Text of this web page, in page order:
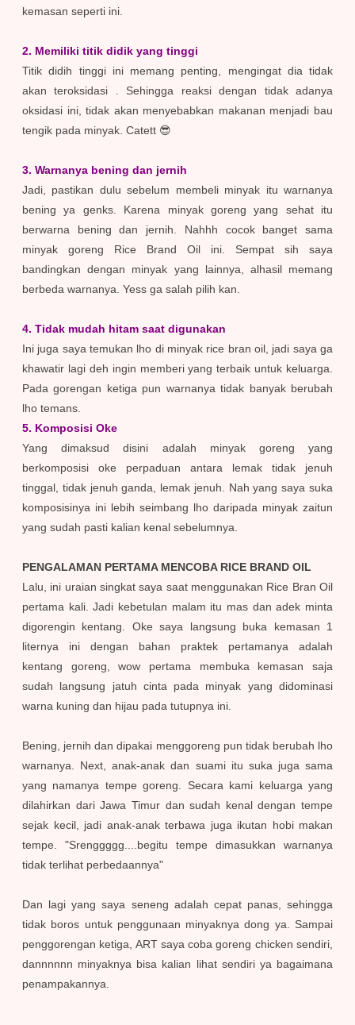
kemasan seperti ini.
2. Memiliki titik didik yang tinggi
Titik didih tinggi ini memang penting, mengingat dia tidak
akan teroksidasi . Sehingga reaksi dengan tidak adanya
oksidasi ini, tidak akan menyebabkan makanan menjadi bau
tengik pada minyak. Catett 😎
3. Warnanya bening dan jernih
Jadi, pastikan dulu sebelum membeli minyak itu warnanya
bening ya genks. Karena minyak goreng yang sehat itu
berwarna bening dan jernih. Nahhh cocok banget sama
minyak goreng Rice Brand Oil ini. Sempat sih saya
bandingkan dengan minyak yang lainnya, alhasil memang
berbeda warnanya. Yess ga salah pilih kan.
4. Tidak mudah hitam saat digunakan
Ini juga saya temukan lho di minyak rice bran oil, jadi saya ga
khawatir lagi deh ingin memberi yang terbaik untuk keluarga.
Pada gorengan ketiga pun warnanya tidak banyak berubah
lho temans.
5. Komposisi Oke
Yang dimaksud disini adalah minyak goreng yang
berkomposisi oke perpaduan antara lemak tidak jenuh
tinggal, tidak jenuh ganda, lemak jenuh. Nah yang saya suka
komposisinya ini lebih seimbang lho daripada minyak zaitun
yang sudah pasti kalian kenal sebelumnya.
PENGALAMAN PERTAMA MENCOBA RICE BRAND OIL
Lalu, ini uraian singkat saya saat menggunakan Rice Bran Oil
pertama kali. Jadi kebetulan malam itu mas dan adek minta
digorengin kentang. Oke saya langsung buka kemasan 1
liternya ini dengan bahan praktek pertamanya adalah
kentang goreng, wow pertama membuka kemasan saja
sudah langsung jatuh cinta pada minyak yang didominasi
warna kuning dan hijau pada tutupnya ini.
Bening, jernih dan dipakai menggoreng pun tidak berubah lho
warnanya. Next, anak-anak dan suami itu suka juga sama
yang namanya tempe goreng. Secara kami keluarga yang
dilahirkan dari Jawa Timur dan sudah kenal dengan tempe
sejak kecil, jadi anak-anak terbawa juga ikutan hobi makan
tempe. "Srenggggg....begitu tempe dimasukkan warnanya
tidak terlihat perbedaannya"
Dan lagi yang saya seneng adalah cepat panas, sehingga
tidak boros untuk penggunaan minyaknya dong ya. Sampai
penggorengan ketiga, ART saya coba goreng chicken sendiri,
dannnnnn minyaknya bisa kalian lihat sendiri ya bagaimana
penampakannya.